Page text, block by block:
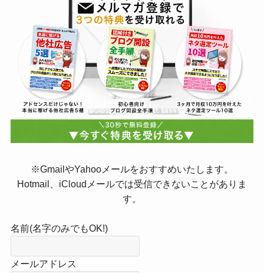
※GmailやYahooメールをおすすめいたします。
Hotmail、iCloudメールでは受信できないことがありま
す。
名前(名字のみでもOK!)
メールアドレス